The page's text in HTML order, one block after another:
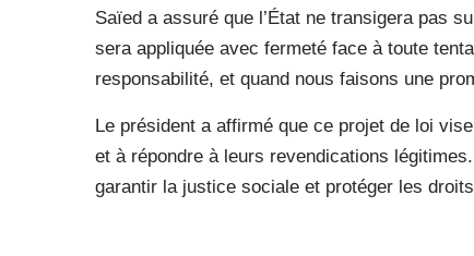
Saïed a assuré que l’État ne transigera pas
sera appliquée avec fermeté face à toute
responsabilité, et quand nous faisons une
Le président a affirmé que ce projet de loi
et à répondre à leurs revendications
garantir la justice sociale et protéger les